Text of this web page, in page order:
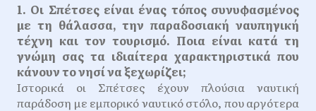
1. Οι Σπέτσες είναι ένας τόπος συνυφασμένος
με τη θάλασσα, την παραδοσιακή ναυπηγική
τέχνη και τον τουρισμό. Ποια είναι κατά τη
γνώμη σας τα ιδιαίτερα χαρακτηριστικά που
κάνουν το νησί να ξεχωρίζει;
Ιστορικά οι Σπέτσες έχουν πλούσια ναυτική
παράδοση με εμπορικό ναυτικό στόλο, που αργότερα